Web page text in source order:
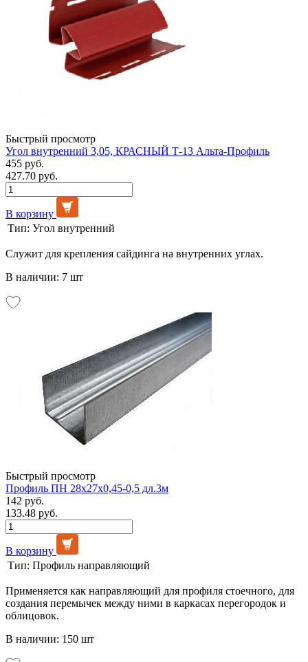
Быстрый просмотр
Угол внутренний 3,05, КРАСНЫЙ Т-13 Альта-Профиль
455 руб.
427.70 руб.
В корзину
Тип: Угол внутренний
Служит для крепления сайдинга на внутренних углах.
В наличии: 7 шт
Быстрый просмотр
Профиль ПН 28х27х0,45-0,5 дл.3м
142 руб.
133.48 руб.
В корзину
Тип: Профиль направляющий
Применяется как направляющий для профиля стоечного, для
создания перемычек между ними в каркасах перегородок и
облицовок.
В наличии: 150 шт